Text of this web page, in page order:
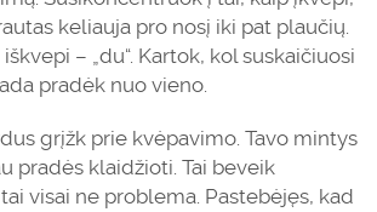
keliauja pro nosį iki pat plaučių.
iškvepi – „du“. Kartok, kol suskaičiuosi
pradėk nuo vieno.
grįžk prie kvėpavimo. Tavo mintys
pradės klaidžioti. Tai beveik
visai ne problema. Pastebėjęs, kad